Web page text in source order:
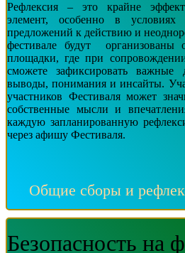
Рефлексия – это крайне
элемент, особенно в условиях
предложений к действию и
фестивале будут организованы
площадки, где при
сможете зафиксировать
выводы, понимания и инсайты.
участников Фестиваля может
собственные мысли и
каждую запланированную
через афишу Фестиваля.
Общие сборы и
Безопасность на